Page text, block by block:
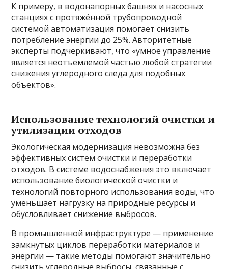
К примеру, в водонапорных башнях и насосных
станциях с протяжённой трубопроводной
системой автоматизация помогает снизить
потребление энергии до 25%. Авторитетные
эксперты подчеркивают, что «умное управление
является неотъемлемой частью любой стратегии
снижения углеродного следа для подобных
объектов».
Использование технологий очистки и
утилизации отходов
Экологическая модернизация невозможна без
эффективных систем очистки и переработки
отходов. В системе водоснабжения это включает
использование биологической очистки и
технологий повторного использования воды, что
уменьшает нагрузку на природные ресурсы и
обусловливает снижение выбросов.
В промышленной инфраструктуре — применение
замкнутых циклов переработки материалов и
энергии — такие методы помогают значительно